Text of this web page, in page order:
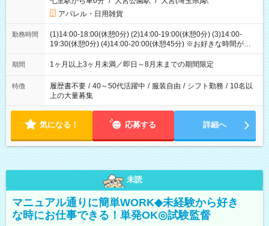
アパレル・日用雑貨
勤務時間
(1)14:00-18:00(休憩0分) (2)14:00-19:00(休憩0分) (3)14:00-
19:30(休憩0分) (4)14:00-20:00(休憩45分) ※お好きな時間が選べ
ます
期間 1ヶ月以上3ヶ月未満／即日～8月末までの期間限定
特徴 履歴書不要 / 40～50代活躍中 / 服装自由 / シフト勤務 / 10名以
上の大量募集
気になる！ 応募する 詳細へ
未読
マニュアル通りに簡単WORK◆未経験から好き
な時にお仕事できる！単発OK◎試験監督